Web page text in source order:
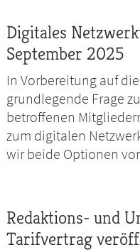
Digitales
September 2025
In Vorbereitung auf
grundlegende Frage
betroffenen
zum digitalen
wir beide Optionen
Redaktions- und
Tarifvertrag